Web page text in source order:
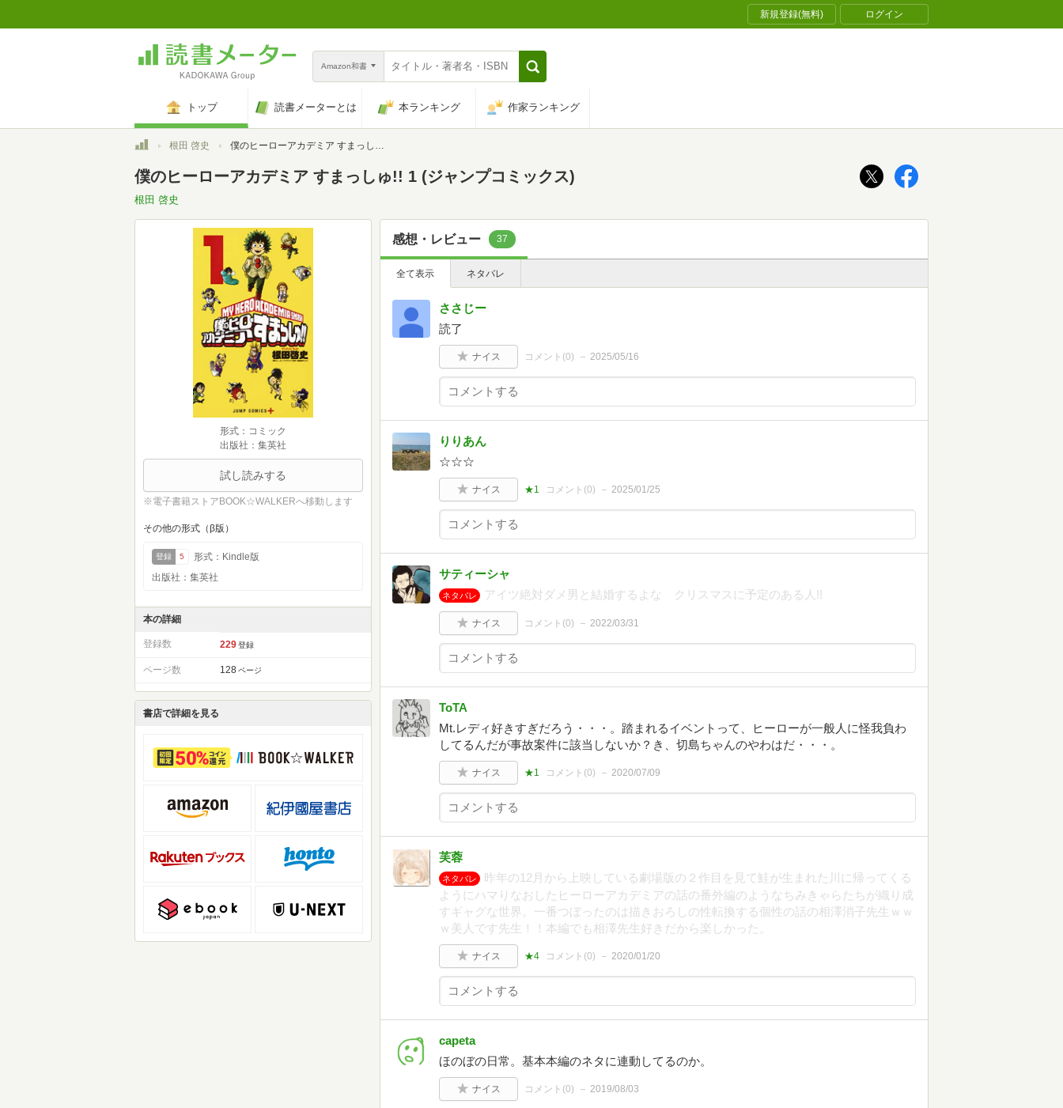
新規登録(無料) ログイン
Amazon和書
トップ 読書メーターとは 本ランキング 作家ランキング
トップ根田 啓史 僕のヒーローアカデミア すまっしゅ!! 1 (ジャンプコミックス)
僕のヒーローアカデミア すまっしゅ!! 1 (ジャンプコミックス)
根田 啓史
形式：コミック
出版社：集英社
試し読みする
※電子書籍ストアBOOK☆WALKERへ移動します
その他の形式（β版）
登録 5
形式：Kindle版
出版社：集英社
本の詳細
登録数 229 登録
ページ数 128 ページ
書店で詳細を見る
感想・レビュー 37
全て表示 ネタバレ
ささじー
読了
ナイス コメント(0) 2025/05/16
りりあん
☆☆☆
ナイス ★1 コメント(0) 2025/01/25
サティーシャ
ネタバレ アイツ絶対ダメ男と結婚するよな クリスマスに予定のある人!!
ナイス コメント(0) 2022/03/31
ToTA
Mt.レディ好きすぎだろう・・・。踏まれるイベントって、ヒーローが一般人に怪我負わ
してるんだが事故案件に該当しないか？き、切島ちゃんのやわはだ・・・。
ナイス ★1 コメント(0) 2020/07/09
芙蓉
ネタバレ
昨年の12月から上映している劇場版の２作目を見て鮭が生まれた川に帰ってくる
ようにハマりなおしたヒーローアカデミアの話の番外編のようなちみきゃらたちが織り成
すギャグな世界。一番つぼったのは描きおろしの性転換する個性の話の相澤消子先生ｗｗ
ｗ美人です先生！！本編でも相澤先生好きだから楽しかった。
ナイス ★4 コメント(0) 2020/01/20
capeta
ほのぼの日常。基本本編のネタに連動してるのか。
ナイス コメント(0) 2019/08/03